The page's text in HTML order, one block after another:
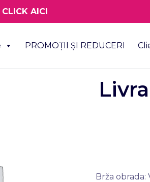
CLICK AICI
PROMOȚII ȘI REDUCERI
Brža obrada: